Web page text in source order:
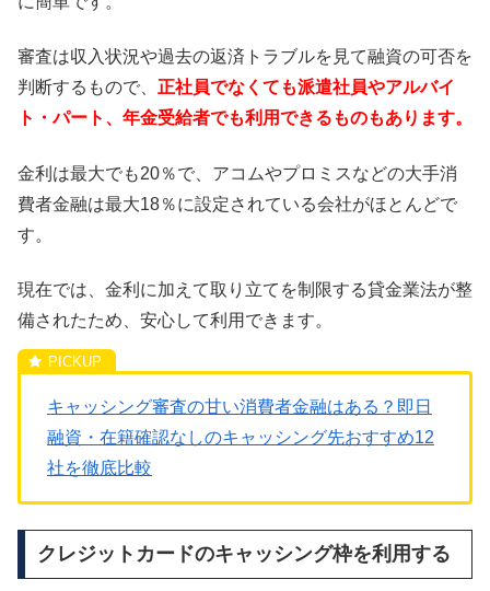
審査は収入状況や過去の返済トラブルを見て融資の可否を
判断するもので、 正社員でなくても派遣社員やアルバイ
ト・パート、年金受給者でも利用できるものもあります。
金利は最大でも20％で、アコムやプロミスなどの大手消
費者金融は最大18％に設定されている会社がほとんどで
す。
現在では、金利に加えて取り立てを制限する貸金業法が整
備されたため、安心して利用できます。
キャッシング審査の甘い消費者金融はある？即日
融資・在籍確認なしのキャッシング先おすすめ12
社を徹底比較
クレジットカードのキャッシング枠を利用する